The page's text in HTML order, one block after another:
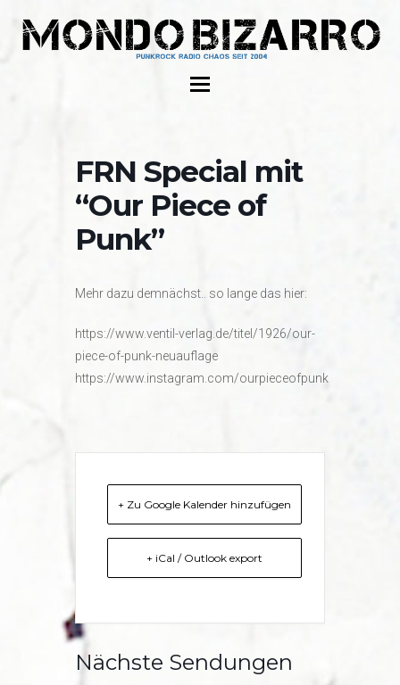
FRN Special mit
“Our Piece of
Punk”
Mehr dazu demnächst.. so lange das hier:
https://www.ventil-verlag.de/titel/1926/our-
piece-of-punk-neuauflage
https://www.instagram.com/ourpieceofpunk
+ Zu Google Kalender hinzufügen
+ iCal / Outlook export
Nächste Sendungen